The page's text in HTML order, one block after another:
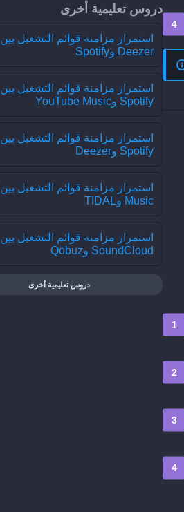
دروس تعليمية أخرى
استمرار مزامنة قوائم التشغيل بين
Deezer وSpotify
استمرار مزامنة قوائم التشغيل بين
Spotify وYouTube Music
استمرار مزامنة قوائم التشغيل بين
Spotify وDeezer
Music وTIDAL
استمرار مزامنة قوائم التشغيل بين
SoundCloud وQobuz
دروس تعليمية أخرى